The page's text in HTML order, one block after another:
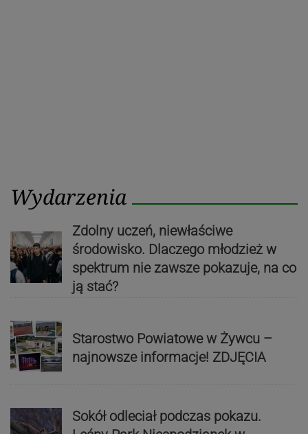
Wydarzenia
Zdolny uczeń, niewłaściwe
środowisko. Dlaczego młodzież w
spektrum nie zawsze pokazuje, na co
ją stać?
Starostwo Powiatowe w Żywcu –
najnowsze informacje! ZDJĘCIA
Sokół odleciał podczas pokazu.